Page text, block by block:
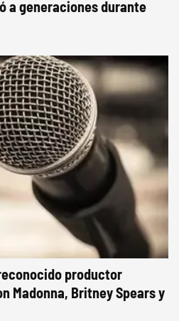
a generaciones durante
productor
Madonna, Britney Spears y